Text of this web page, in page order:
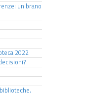
un brano
2022